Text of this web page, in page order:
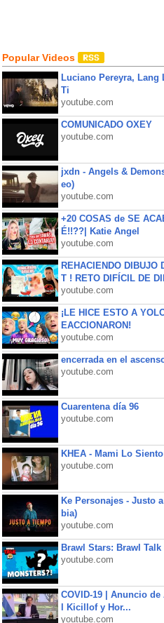
Popular Videos
Luciano Pereyra, Lang
Ti
youtube.com
COMUNICADO OXEY
youtube.com
jxdn - Angels &
eo)
youtube.com
+20 COSAS de SE
É!!??| Katie Angel
youtube.com
REHACIENDO DIBUJO
T ! RETO DIFÍCIL DE
youtube.com
¡LE HICE ESTO A
EACCIONARON!
youtube.com
encerrada en el
youtube.com
Cuarentena día 96
youtube.com
KHEA - Mami Lo
youtube.com
Ke Personajes - Justo
bia)
youtube.com
Brawl Stars: Brawl
youtube.com
COVID-19 | Anuncio
l Kicillof y Hor...
youtube.com